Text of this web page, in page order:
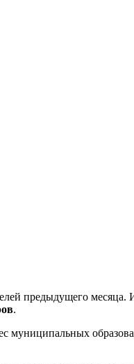
предыдущего
.
муниципальных